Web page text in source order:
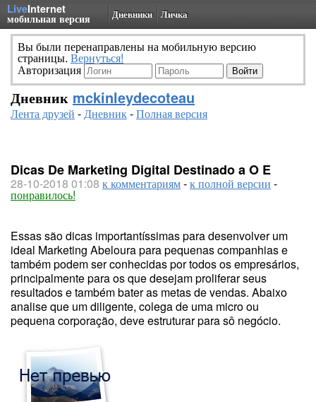
LiveInternet
мобильная версия Дневники Личка
Вы были перенаправлены на мобильную версию
страницы. Вернуться!
Авторизация
Дневник mckinleydecoteau
Лента друзей -Дневник-Полная версия
Dicas De Marketing Digital Destinado a O E
28-10-2018 01:08 к комментариям-к полной версии -
понравилось!
Essas são dicas importantíssimas para desenvolver um
ideal Marketing Abeloura para pequenas companhias e
também podem ser conhecidas por todos os empresários,
principalmente para os que desejam proliferar seus
resultados e também bater as metas de vendas. Abaixo
analise que um diligente, colega de uma micro ou
pequena corporação, deve estruturar para sô negócio.